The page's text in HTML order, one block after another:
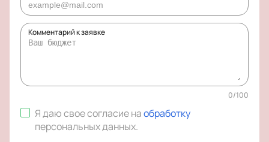
Комментарий к заявке
0/100
Я даю свое согласие наобработку
персональных данных.